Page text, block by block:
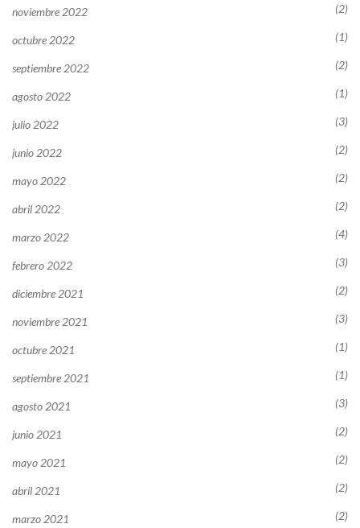
noviembre 2022 (2)
octubre 2022 (1)
septiembre 2022 (2)
agosto 2022 (1)
julio 2022 (3)
junio 2022 (2)
mayo 2022 (2)
abril 2022 (2)
marzo 2022 (4)
febrero 2022 (3)
diciembre 2021 (2)
noviembre 2021 (3)
octubre 2021 (1)
septiembre 2021 (1)
agosto 2021 (3)
junio 2021 (2)
mayo 2021 (2)
abril 2021 (2)
marzo 2021 (2)